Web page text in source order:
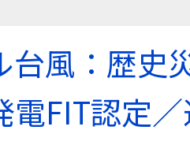
台風：歴史
電FIT認定